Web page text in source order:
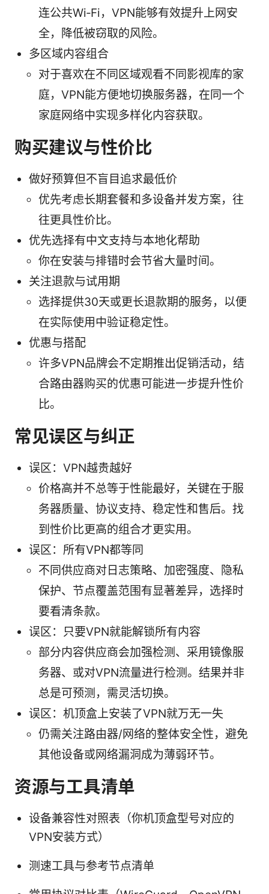
连公共Wi‑Fi，VPN能够有效提升上网安
全，降低被窃取的风险。
多区域内容组合
对于喜欢在不同区域观看不同影视库的家
庭，VPN能方便地切换服务器，在同一个
家庭网络中实现多样化内容获取。
购买建议与性价比
做好预算但不盲目追求最低价
优先考虑长期套餐和多设备并发方案，往
往更具性价比。
优先选择有中文支持与本地化帮助
你在安装与排错时会节省大量时间。
关注退款与试用期
选择提供30天或更长退款期的服务，以便
在实际使用中验证稳定性。
优惠与搭配
许多VPN品牌会不定期推出促销活动，结
合路由器购买的优惠可能进一步提升性价
比。
常见误区与纠正
误区：VPN越贵越好
价格高并不总等于性能最好，关键在于服
务器质量、协议支持、稳定性和售后。找
到性价比更高的组合才更实用。
误区：所有VPN都等同
不同供应商对日志策略、加密强度、隐私
保护、节点覆盖范围有显著差异，选择时
要看清条款。
误区：只要VPN就能解锁所有内容
部分内容供应商会加强检测、采用镜像服
务器、或对VPN流量进行检测。结果并非
总是可预测，需灵活切换。
误区：机顶盒上安装了VPN就万无一失
仍需关注路由器/网络的整体安全性，避免
其他设备或网络漏洞成为薄弱环节。
资源与工具清单
设备兼容性对照表（你机顶盒型号对应的
VPN安装方式）
测速工具与参考节点清单